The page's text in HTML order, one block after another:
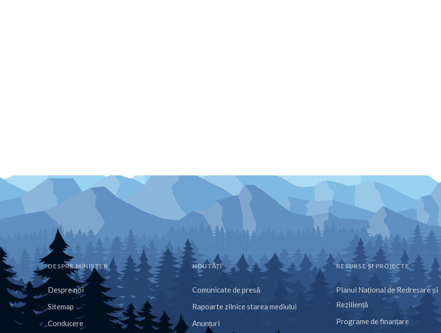
DESPRE MINISTER
Despre noi
Sitemap
Conducere
NOUTĂȚI
Comunicate de presă
Rapoarte zilnice starea mediului
Anunțuri
RESURSE ȘI PROIECTE
Planul Național de Redresare și
Reziliență
Programe de finanțare